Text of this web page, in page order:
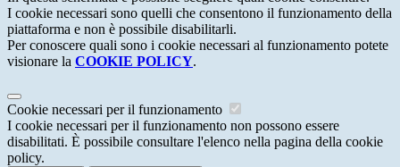
I cookie necessari sono quelli che consentono il funzionamento della
piattaforma e non è possibile disabilitarli.
Per conoscere quali sono i cookie necessari al funzionamento potete
visionare la COOKIE POLICY.
Cookie necessari per il funzionamento
I cookie necessari per il funzionamento non possono essere
disabilitati. È possibile consultare l'elenco nella pagina della cookie
policy.